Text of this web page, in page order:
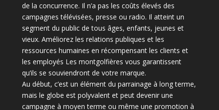
de la concurrence. Il n’a pas les coûts élevés des
campagnes télévisées, presse ou radio. Il atteint un
segment du public de tous âges, enfants, jeunes et
vieux. Améliorez les relations publiques et les
ressources humaines en récompensant les clients et
les employés Les montgolfières vous garantissent
qu’ils se souviendront de votre marque.
Au début, c’est un élément du parrainage à long terme,
mais le globe est polyvalent et peut devenir une
campagne à moyen terme ou même une promotion à